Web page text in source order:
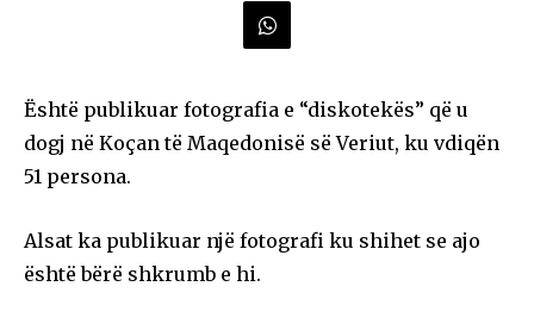
Është publikuar fotografia e “diskotekës” që u
dogj në Koçan të Maqedonisë së Veriut, ku vdiqën
51 persona.
Alsat ka publikuar një fotografi ku shihet se ajo
është bërë shkrumb e hi.